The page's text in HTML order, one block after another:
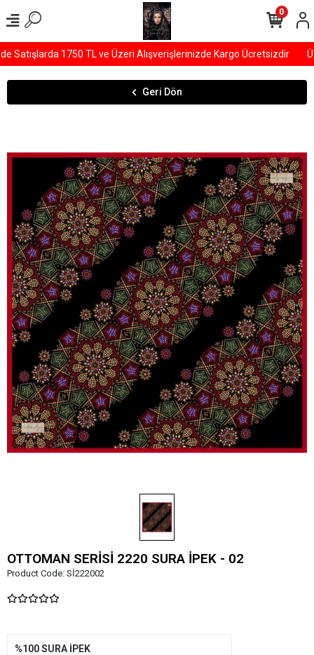
1750 TL ve Üzeri Alışverişlerinizde Kargo Ücretsizdir
0
Geri Dön
OTTOMAN SERİSİ 2220 SURA İPEK - 02
Product Code: Sİ222002
%100 SURA İPEK